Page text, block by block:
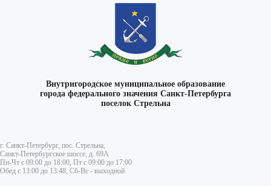
Внутригородское муниципальное образование
города федерального значения Санкт-Петербурга
поселок Стрельна
г. Санкт-Петербург, пос. Стрельна,
Санкт-Петербургское шоссе, д. 69А
Пн-Чт с 09:00 до 18:00, Пт с 09:00 до 17:00
Обед с 13:00 до 13:48, Сб-Вс - выходной